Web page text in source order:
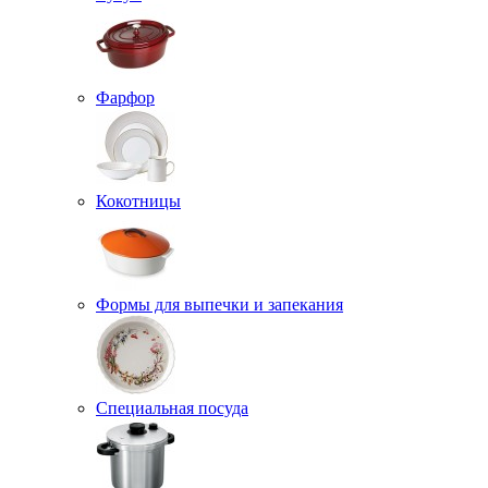
Фарфор
Кокотницы
Формы для выпечки и запекания
Специальная посуда